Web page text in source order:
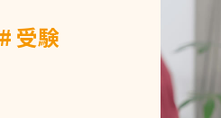
# 受験